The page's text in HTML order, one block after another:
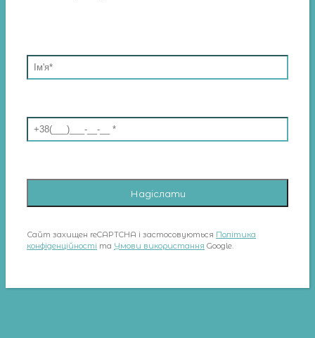
Сайт захищен reCAPTCHA і застосовуються Політика
конфіденційності та Умови використання Google.